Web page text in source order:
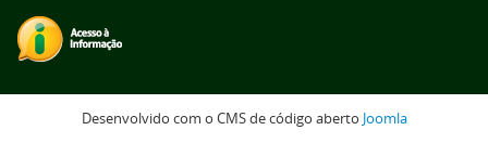
Desenvolvido com o CMS de código aberto Joomla